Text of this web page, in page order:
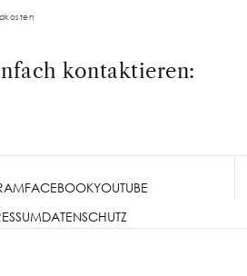
kontaktieren:
FACEBOOKYOUTUBE
DATENSCHUTZ